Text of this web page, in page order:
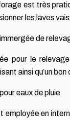
est très
les laves
de
pour le
ainsi qu’un
eaux de pluie
en